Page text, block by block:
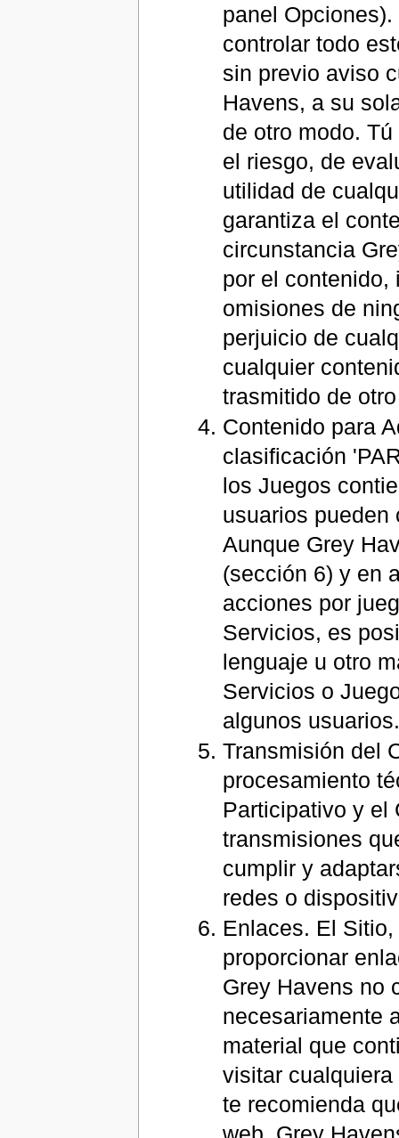
panel
controlar todo
sin previo aviso
Havens, a su
de otro modo.
el riesgo, de
utilidad de
garantiza el
circunstancia
por el contenido,
omisiones de
perjuicio de
cualquier
trasmitido de
Contenido para
clasificación
los Juegos
usuarios pueden
Aunque Grey
(sección 6) y en
acciones por
Servicios, es
lenguaje u otro
Servicios o
algunos usuarios.
Transmisión del
procesamiento
Participativo y el
transmisiones
cumplir y
redes o
Enlaces. El
proporcionar
Grey Havens no
necesariamente
material que
visitar
te recomienda